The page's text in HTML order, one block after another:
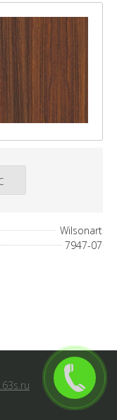
Wilsonart
7947-07